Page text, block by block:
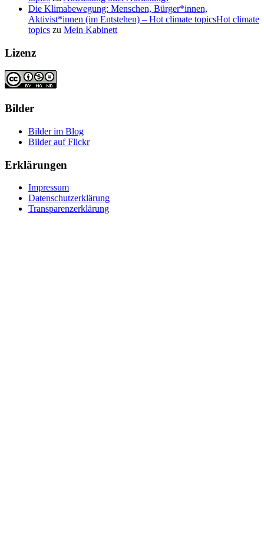
Die Klimabewegung: Menschen, Bürger*innen,
Aktivist*innen (im Entstehen) – Hot climate topicsHot climate
topics zu Mein Kabinett
Lizenz
Bilder
Bilder im Blog
Bilder auf Flickr
Erklärungen
Impressum
Datenschutzerklärung
Transparenzerklärung